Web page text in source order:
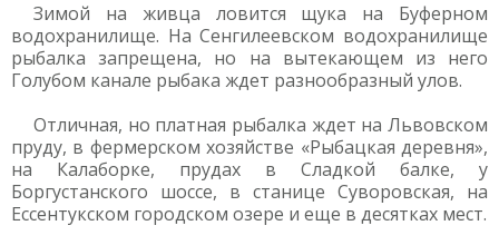
Зимой на живца ловится щука на Буферном
водохранилище. На Сенгилеевском водохранилище
рыбалка запрещена, но на вытекающем из него
Голубом канале рыбака ждет разнообразный улов.
Отличная, но платная рыбалка ждет на Львовском
пруду, в фермерском хозяйстве «Рыбацкая деревня»,
на Калаборке, прудах в Сладкой балке, у
Боргустанского шоссе, в станице Суворовская, на
Ессентукском городском озере и еще в десятках мест.